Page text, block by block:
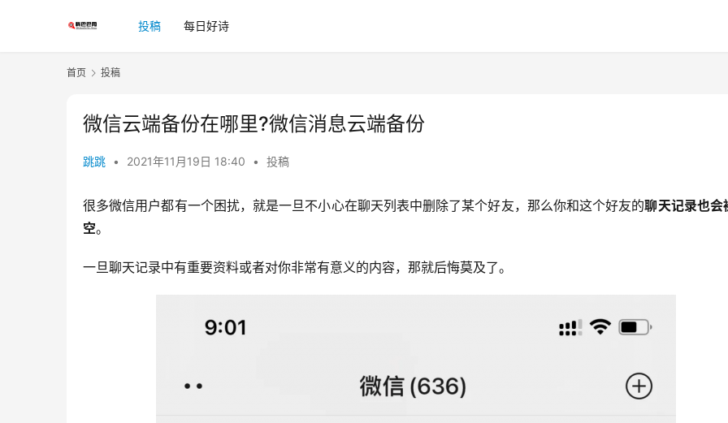
投稿 每日好诗
首页 投稿
微信云端备份在哪里?微信消息云端备份
跳跳 • 2021年11月19日 18:40 • 投稿
很多微信用户都有一个困扰，就是一旦不小心在聊天列表中删除了某个好友，那么你和这个好友的聊天记录也会
空。
一旦聊天记录中有重要资料或者对你非常有意义的内容，那就后悔莫及了。